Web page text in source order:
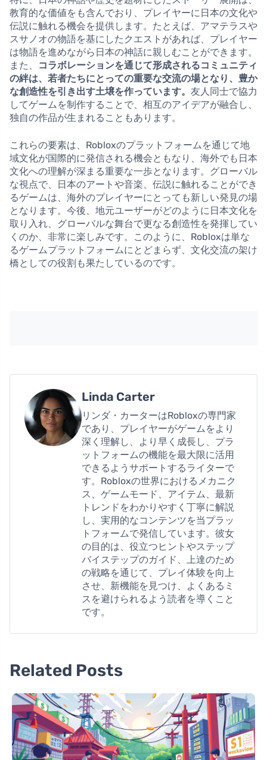
教育的な価値をも含んでおり、プレイヤーに日本の文化や
伝説に触れる機会を提供します。たとえば、アマテラスや
スサノオの物語を基にしたクエストがあれば、プレイヤー
は物語を進めながら日本の神話に親しむことができます。
また、
コラボレーションを通じて形成されるコミュニティ
の絆は、若者たちにとっての重要な交流の場となり、豊か
な創造性を引き出す土壌を作っています。 友人同士で協力
してゲームを制作することで、相互のアイデアが融合し、
独自の作品が生まれることもあります。
これらの要素は、Robloxのプラットフォームを通じて地
域文化が国際的に発信される機会ともなり、海外でも日本
文化への理解が深まる重要な一歩となります。グローバル
な視点で、日本のアートや音楽、伝説に触れることができ
るゲームは、海外のプレイヤーにとっても新しい発見の場
となります。今後、地元ユーザーがどのように日本文化を
取り入れ、グローバルな舞台で更なる創造性を発揮してい
くのか、非常に楽しみです。このように、Robloxは単な
るゲームプラットフォームにとどまらず、文化交流の架け
橋としての役割も果たしているのです。
Linda Carter
リンダ・カーターはRobloxの専門家
であり、プレイヤーがゲームをより
深く理解し、より早く成長し、プラ
ットフォームの機能を最大限に活用
できるようサポートするライターで
す。Robloxの世界におけるメカニク
ス、ゲームモード、アイテム、最新
トレンドをわかりやすく丁寧に解説
し、実用的なコンテンツを当プラッ
トフォームで発信しています。彼女
の目的は、役立つヒントやステップ
バイステップのガイド、上達のため
の戦略を通じて、プレイ体験を向上
させ、新機能を見つけ、よくあるミ
スを避けられるよう読者を導くこと
です。
Related Posts